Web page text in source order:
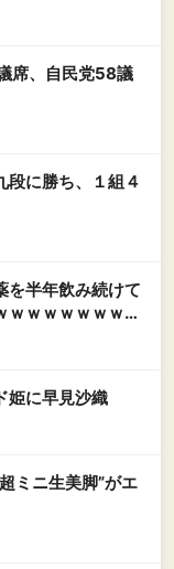
席、自民党58議
段に勝ち、１組４
を半年飲み続けて
ｗｗｗｗｗｗｗ
姫に早見沙織
ミニ生美脚”がエ